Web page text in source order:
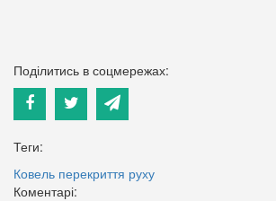
Поділитись в соцмережах:
Теги:
Ковель перекриття руху
Коментарі: